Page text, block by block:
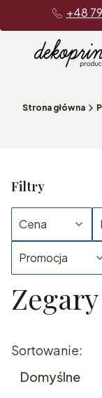
+48
Strona główna
Filtry
Cena
Promocja
Koniec filtrów
Zegary
Lista
Sortowanie:
Domyślne